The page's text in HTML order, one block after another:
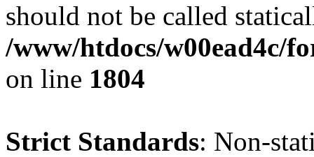
should not be called
/www/htdocs/w00ead4c/
on line 1804
Strict Standards: Non-